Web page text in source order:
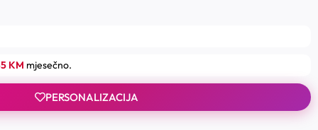
KM mjesečno.
PERSONALIZACIJA